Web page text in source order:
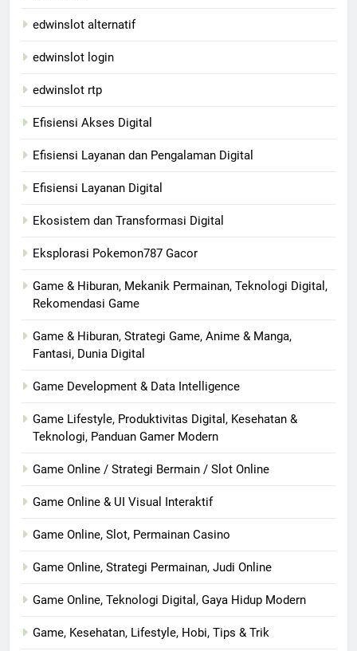
edwinslot alternatif
edwinslot login
edwinslot rtp
Efisiensi Akses Digital
Efisiensi Layanan dan Pengalaman Digital
Efisiensi Layanan Digital
Ekosistem dan Transformasi Digital
Eksplorasi Pokemon787 Gacor
Game & Hiburan, Mekanik Permainan, Teknologi Digital,
Rekomendasi Game
Game & Hiburan, Strategi Game, Anime & Manga,
Fantasi, Dunia Digital
Game Development & Data Intelligence
Game Lifestyle, Produktivitas Digital, Kesehatan &
Teknologi, Panduan Gamer Modern
Game Online / Strategi Bermain / Slot Online
Game Online & UI Visual Interaktif
Game Online, Slot, Permainan Casino
Game Online, Strategi Permainan, Judi Online
Game Online, Teknologi Digital, Gaya Hidup Modern
Game, Kesehatan, Lifestyle, Hobi, Tips & Trik